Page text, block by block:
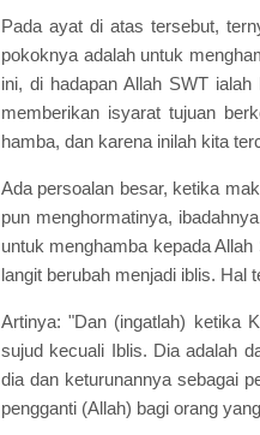
Pada ayat di atas tersebut,
pokoknya adalah untuk
ini, di hadapan Allah SWT
memberikan isyarat tujuan
hamba, dan karena inilah kita
Ada persoalan besar, ketika
pun menghormatinya,
untuk menghamba kepada
langit berubah menjadi iblis. Hal
Artinya: "Dan (ingatlah) ketika
sujud kecuali Iblis. Dia adalah
dia dan keturunannya sebagai
pengganti (Allah) bagi orang